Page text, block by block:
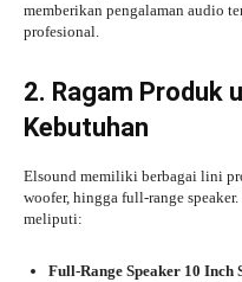
memberikan pengalaman audio
profesional.
2. Ragam Produk
Kebutuhan
Elsound memiliki berbagai lini
woofer, hingga full-range
meliputi:
Full-Range Speaker 10 Inch